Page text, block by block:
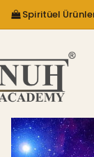
Spiritüel